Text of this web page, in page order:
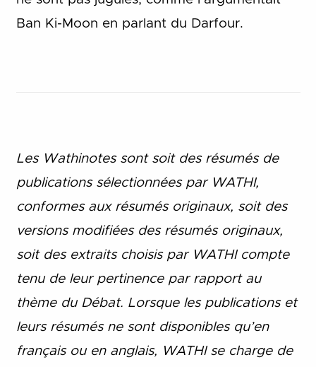
Ban Ki-Moon en parlant du Darfour.
Les Wathinotes sont soit des résumés de
publications sélectionnées par WATHI,
conformes aux résumés originaux, soit des
versions modifiées des résumés originaux,
soit des extraits choisis par WATHI compte
tenu de leur pertinence par rapport au
thème du Débat. Lorsque les publications et
leurs résumés ne sont disponibles qu’en
français ou en anglais, WATHI se charge de